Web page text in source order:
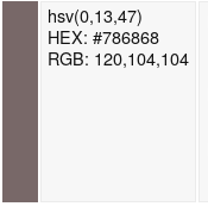
hsv(0,13,47)
HEX: #786868
RGB: 120,104,104